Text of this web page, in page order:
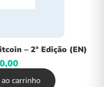
– 2ª Edição (EN)
0,00
carrinho